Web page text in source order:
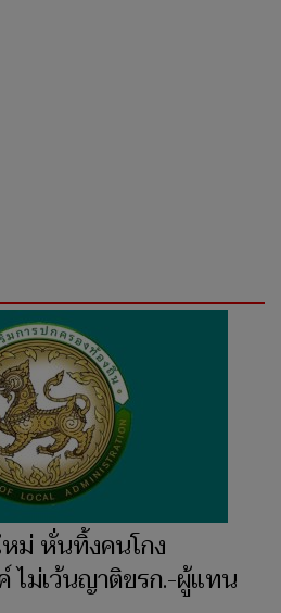
หม่ หั่นทิ้งคนโกง
ไม่เว้นญาติขรก.-ผู้แทน